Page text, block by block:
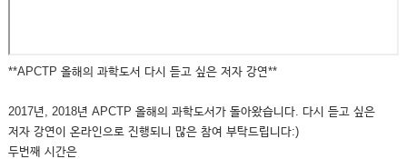
**APCTP 올해의 과학도서 다시 듣고 싶은 저자 강연**
2017년, 2018년 APCTP 올해의 과학도서가 돌아왔습니다. 다시 듣고 싶은
저자 강연이 온라인으로 진행되니 많은 참여 부탁드립니다:)
두번째 시간은